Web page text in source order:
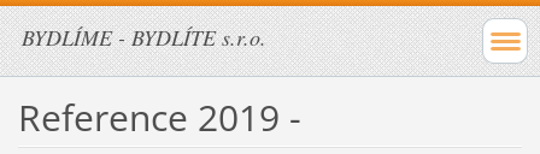
BYDLÍME - BYDLÍTE s.r.o.
Reference 2019 -